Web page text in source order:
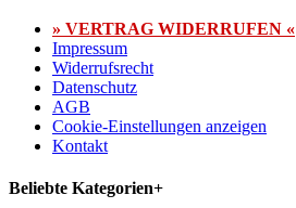
» VERTRAG WIDERRUFEN «
Impressum
Widerrufsrecht
Datenschutz
AGB
Cookie-Einstellungen anzeigen
Kontakt
Beliebte Kategorien+